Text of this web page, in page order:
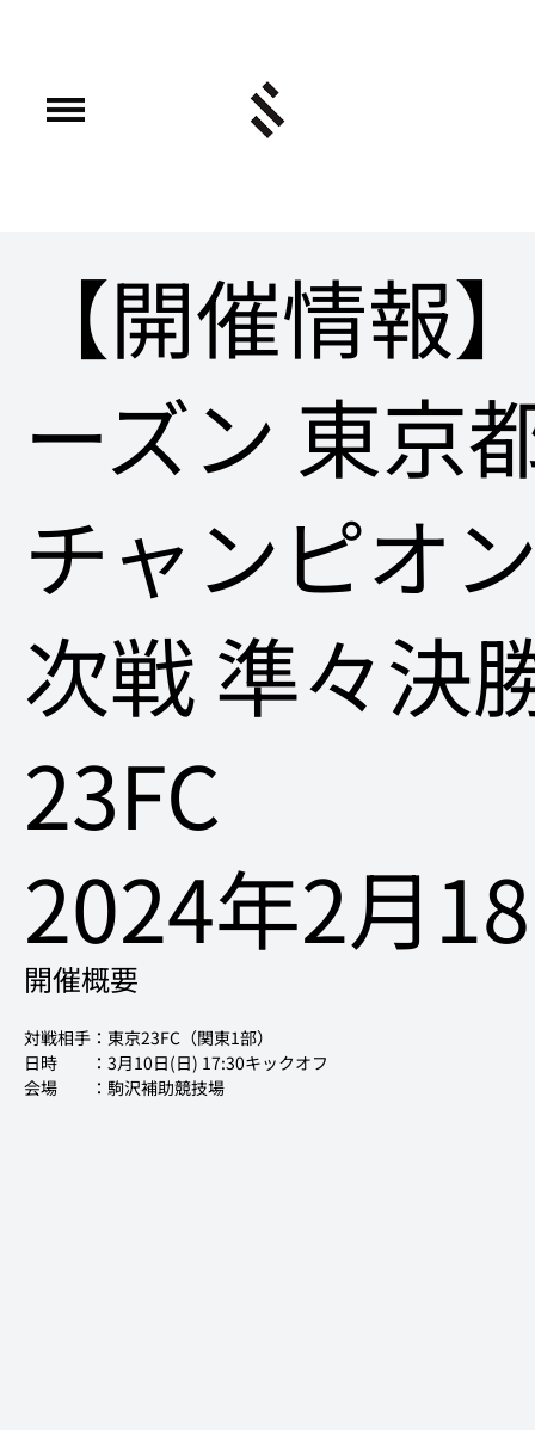
【開催情報
ーズン 東京
チャンピオ
次戦 準々決
23FC
2024年2月
開催概要
対戦相手：東京23FC（関東1部）
日時　　：3月10日(日) 17:30キックオフ
会場　　：駒沢補助競技場